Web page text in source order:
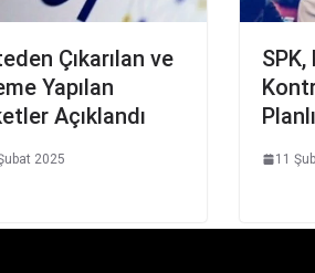
Çıkarılan ve
Yapılan
Açıklandı
2025
SPK,
11